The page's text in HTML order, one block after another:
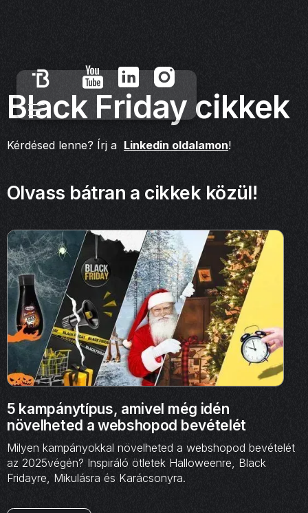
Black Friday cikkek
Kérdésed lenne? Írj a Linkedin oldalamon!
Olvass bátran a cikkek közül!
5 kampánytípus, amivel még idén
növelheted a webshopod bevételét
Milyen kampányokkal növelheted a webshopod bevételét
az 2025végén? Inspiráló ötletek Halloweenre, Black
Fridayre, Mikulásra és Karácsonyra.